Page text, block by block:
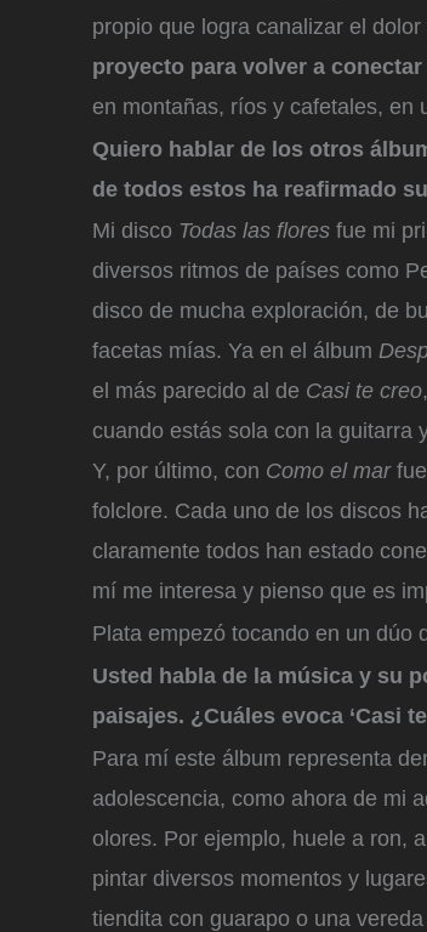
propio que logra canalizar el dolor
proyecto para volver a
en montañas, ríos y cafetales, en
Quiero hablar de los otros
de todos estos ha reafirmado
Mi disco Todas las flores fue mi
diversos ritmos de países como
disco de mucha exploración, de
facetas mías. Ya en el álbum
el más parecido al de Casi te creo
cuando estás sola con la guitarra
Y, por último, con Como el mar
folclore. Cada uno de los discos
claramente todos han estado
mí me interesa y pienso que es
Plata empezó tocando en un dúo
Usted habla de la música y su
paisajes. ¿Cuáles evoca ‘Casi
Para mí este álbum representa
adolescencia, como ahora de mi
olores. Por ejemplo, huele a ron,
pintar diversos momentos y
tiendita con guarapo o una